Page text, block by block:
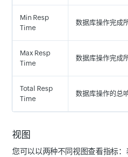
Min Resp
Time
数据库操作完成
Max Resp
Time
数据库操作完成
Total Resp
Time
数据库操作的总
视图
您可以以两种不同视图查看指标：